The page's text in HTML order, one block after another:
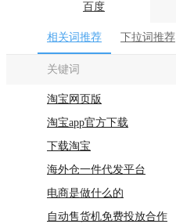
百度
相关词推荐 下拉词推荐
关键词
淘宝网页版
淘宝app官方下载
下载淘宝
海外仓一件代发平台
电商是做什么的
自动售货机免费投放合作